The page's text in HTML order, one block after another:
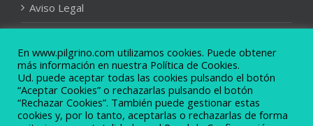
Aviso Legal
En www.pilgrino.com utilizamos cookies. Puede obtener
más información en nuestra Política de Cookies.
Ud. puede aceptar todas las cookies pulsando el botón
“Aceptar Cookies” o rechazarlas pulsando el botón
“Rechazar Cookies”. También puede gestionar estas
cookies y, por lo tanto, aceptarlas o rechazarlas de forma